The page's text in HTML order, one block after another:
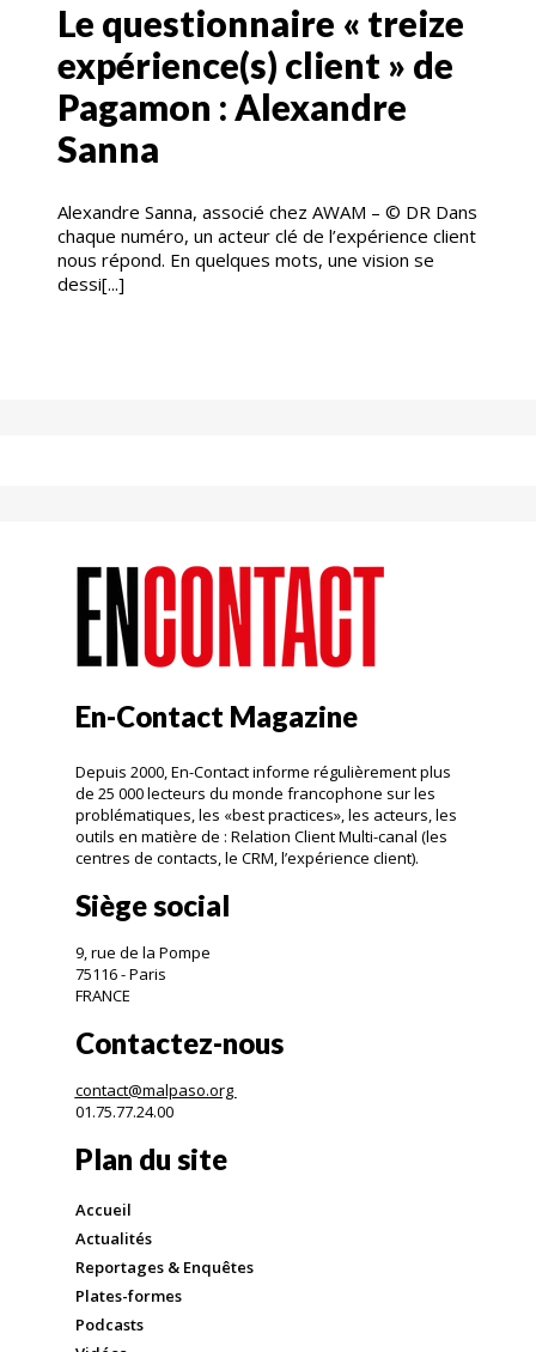
Le questionnaire « treize
expérience(s) client » de
Pagamon : Alexandre
Sanna
Alexandre Sanna, associé chez AWAM – © DR Dans
chaque numéro, un acteur clé de l’expérience client
nous répond. En quelques mots, une vision se
dessi[...]
En-Contact Magazine
Depuis 2000, En-Contact informe régulièrement plus
de 25 000 lecteurs du monde francophone sur les
problématiques, les «best practices», les acteurs, les
outils en matière de : Relation Client Multi-canal (les
centres de contacts, le CRM, l’expérience client).
Siège social
9, rue de la Pompe
75116 - Paris
FRANCE
Contactez-nous
contact@malpaso.org
01.75.77.24.00
Plan du site
Accueil
Actualités
Reportages & Enquêtes
Plates-formes
Podcasts